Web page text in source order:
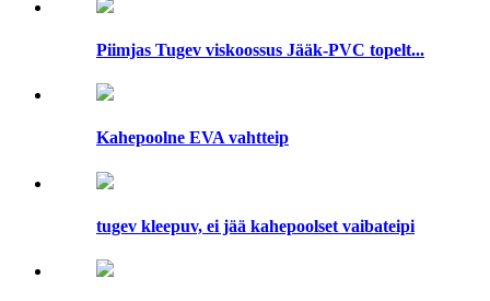
Piimjas Tugev viskoossus Jääk-PVC topelt...
Kahepoolne EVA vahtteip
tugev kleepuv, ei jää kahepoolset vaibateipi